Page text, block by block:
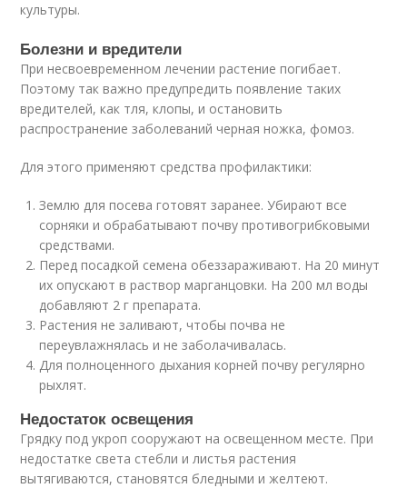
культуры.
Болезни и вредители
При несвоевременном лечении растение погибает.
Поэтому так важно предупредить появление таких
вредителей, как тля, клопы, и остановить
распространение заболеваний черная ножка, фомоз.
Для этого применяют средства профилактики:
Землю для посева готовят заранее. Убирают все
сорняки и обрабатывают почву противогрибковыми
средствами.
Перед посадкой семена обеззараживают. На 20 минут
их опускают в раствор марганцовки. На 200 мл воды
добавляют 2 г препарата.
Растения не заливают, чтобы почва не
переувлажнялась и не заболачивалась.
Для полноценного дыхания корней почву регулярно
рыхлят.
Недостаток освещения
Грядку под укроп сооружают на освещенном месте. При
недостатке света стебли и листья растения
вытягиваются, становятся бледными и желтеют.